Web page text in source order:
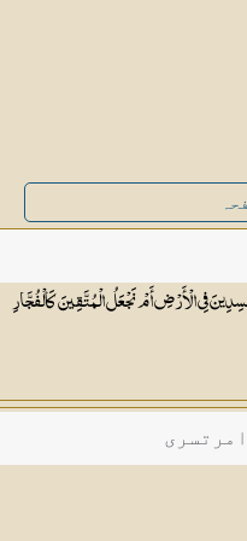
فِي الْأَرْضِ أَمْ نَجْعَلُ الْمُتَّقِينَكَالْفُجَّارِ